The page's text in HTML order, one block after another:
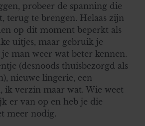
probeer de spanning die
terug te brengen. Helaas zijn
op dit moment beperkt als
uitjes, maar gebruik je
man weer wat beter kennen.
(desnoods thuisbezorgd als
nieuwe lingerie, een
ik verzin maar wat. Wie weet
er van op en heb je die
meer nodig.